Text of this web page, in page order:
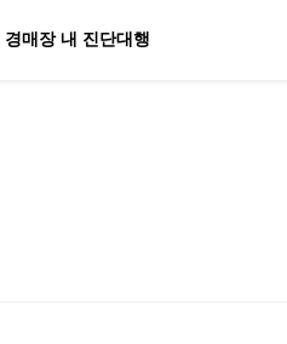
경매장 내 진단대행